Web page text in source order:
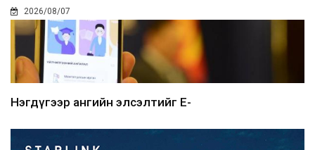
2026/08/07
Нэгдүгээр ангийн элсэлтийг E-